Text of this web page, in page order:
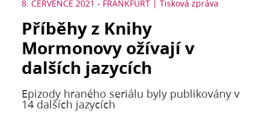
8. ČERVENCE 2021 - FRANKFURT Tisková zpráva
Příběhy z Knihy
Mormonovy ožívají v
dalších jazycích
Epizody hraného seriálu byly publikovány v
14 dalších jazycích